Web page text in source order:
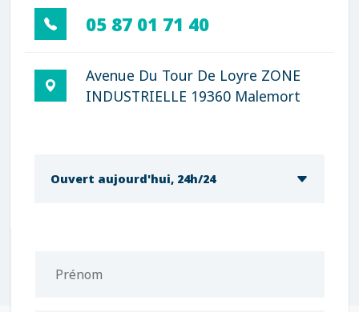
05 87 01 71 40
Avenue Du Tour De Loyre ZONE
INDUSTRIELLE 19360 Malemort
Ouvert aujourd'hui, 24h/24
Prénom